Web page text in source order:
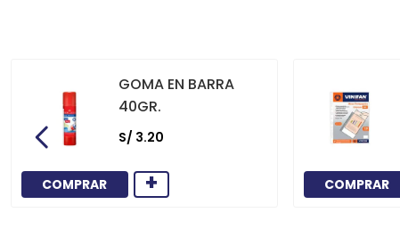
GOMA EN BARRA
40GR.
S/ 3.20
COMPRAR + COMPRAR